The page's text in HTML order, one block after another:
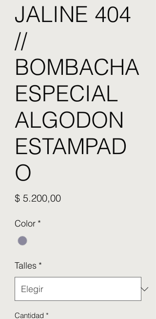
JALINE 404
//
BOMBACHA
ESPECIAL
ALGODON
ESTAMPAD
O
$ 5.200,00Precio
Color *
Talles *
Cantidad *